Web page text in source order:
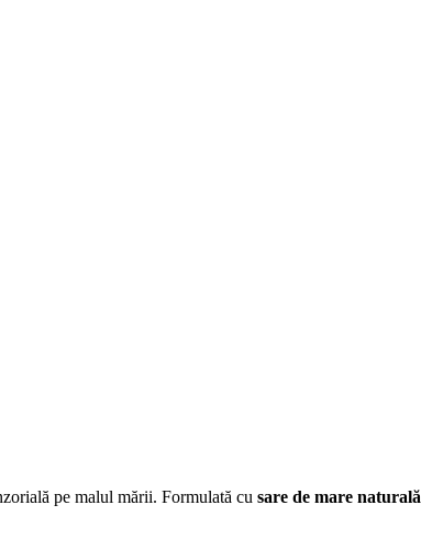
pe malul mării. Formulată cu sare de mare naturală